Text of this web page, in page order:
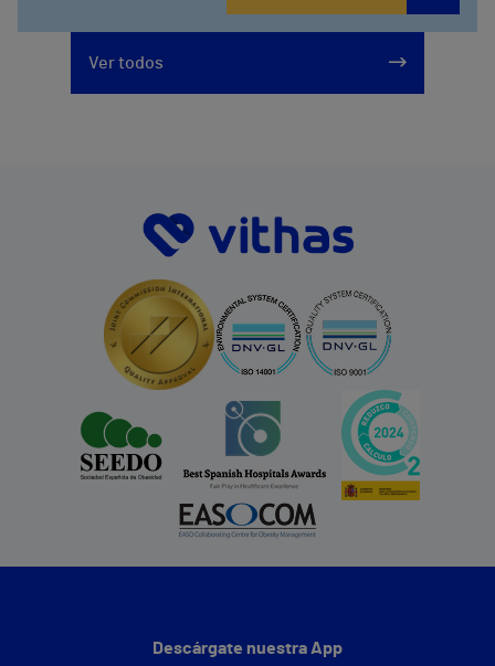
Ver todos
Descárgate nuestra App